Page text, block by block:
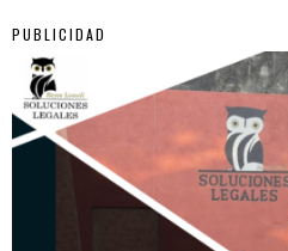
PUBLICIDAD